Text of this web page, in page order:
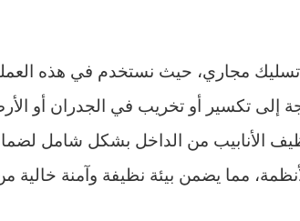
مجاري، حيث نستخدم في هذه
إلى تكسير أو تخريب في الجدران أو
الأنابيب من الداخل بشكل شامل لضمان
مما يضمن بيئة نظيفة وآمنة خالية من